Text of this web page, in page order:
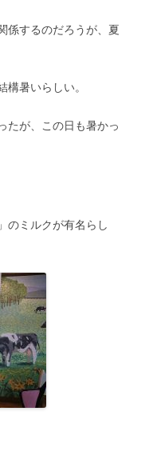
係するのだろうが、夏
暑いらしい。
たが、この日も暑かっ
のミルクが有名らし